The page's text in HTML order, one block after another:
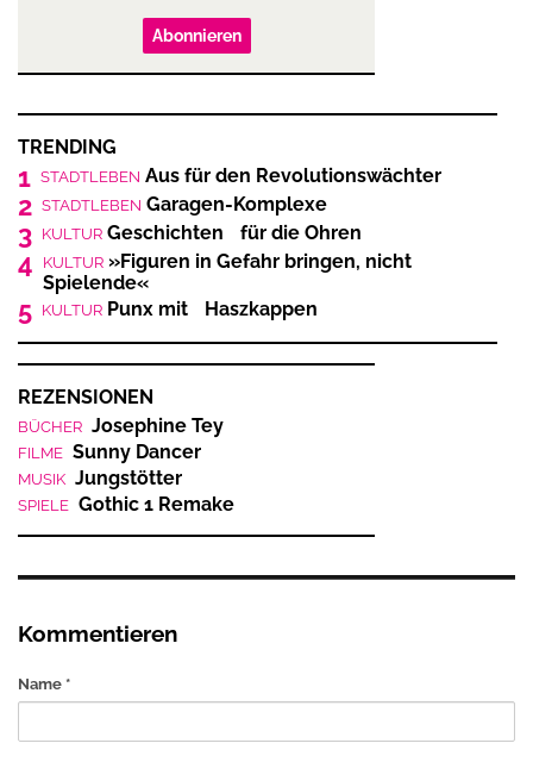
Abonnieren
TRENDING
1 STADTLEBEN Aus für den Revolutionswächter
2 STADTLEBEN Garagen-Komplexe
3 KULTUR Geschichten für die Ohren
4 KULTUR »Figuren in Gefahr bringen, nicht
Spielende«
5 KULTUR Punx mit Haszkappen
REZENSIONEN
BÜCHER Josephine Tey
FILME Sunny Dancer
MUSIK Jungstötter
SPIELE Gothic 1 Remake
Kommentieren
Name *